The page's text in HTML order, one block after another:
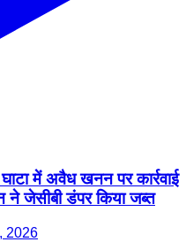
घाटा में अवैध खनन पर कार्रवाई
ने जेसीबी डंपर किया जब्त
2026